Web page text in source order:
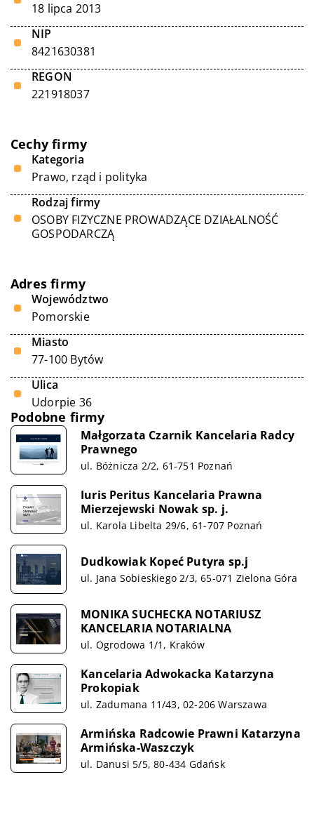
18 lipca 2013
NIP
8421630381
REGON
221918037
Cechy firmy
Kategoria
Prawo, rząd i polityka
Rodzaj firmy
OSOBY FIZYCZNE PROWADZĄCE DZIAŁALNOŚĆ
GOSPODARCZĄ
Adres firmy
Województwo
Pomorskie
Miasto
77-100 Bytów
Ulica
Udorpie 36
Podobne firmy
Małgorzata Czarnik Kancelaria Radcy
Prawnego
ul. Bóżnicza 2/2, 61-751 Poznań
Iuris Peritus Kancelaria Prawna
Mierzejewski Nowak sp. j.
ul. Karola Libelta 29/6, 61-707 Poznań
Dudkowiak Kopeć Putyra sp.j
ul. Jana Sobieskiego 2/3, 65-071 Zielona Góra
MONIKA SUCHECKA NOTARIUSZ
KANCELARIA NOTARIALNA
ul. Ogrodowa 1/1, Kraków
Kancelaria Adwokacka Katarzyna
Prokopiak
ul. Zadumana 11/43, 02-206 Warszawa
Armińska Radcowie Prawni Katarzyna
Armińska-Waszczyk
ul. Danusi 5/5, 80-434 Gdańsk